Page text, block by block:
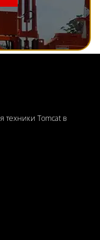
техники Tomcat в